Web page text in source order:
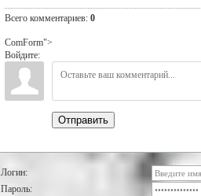
Всего комментариев: 0
ComForm">
Войдите:
Отправить
Логин:
Пароль: